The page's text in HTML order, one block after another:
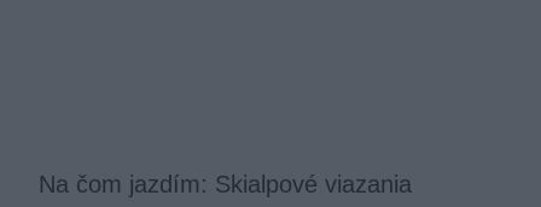
Na čom jazdím: Skialpové viazania